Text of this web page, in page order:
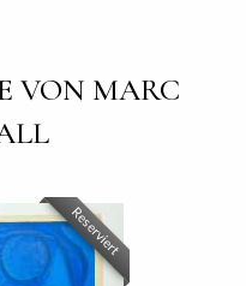
VON MARC
Reserviert